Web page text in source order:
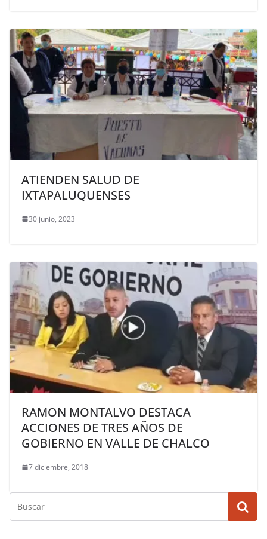
ATIENDEN SALUD DE
IXTAPALUQUENSES
30 junio, 2023
RAMON MONTALVO DESTACA
ACCIONES DE TRES AÑOS DE
GOBIERNO EN VALLE DE CHALCO
7 diciembre, 2018